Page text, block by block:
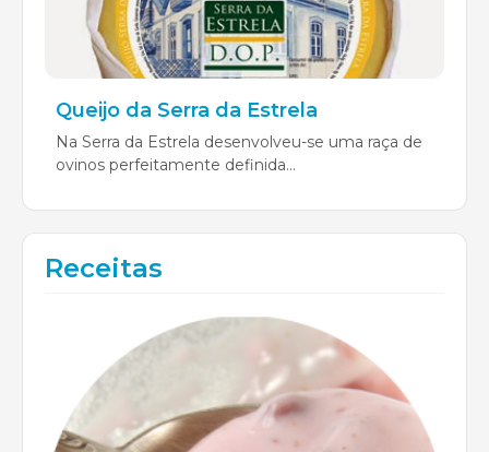
Queijo da Serra da Estrela
Na Serra da Estrela desenvolveu-se uma raça de
ovinos perfeitamente definida...
Receitas